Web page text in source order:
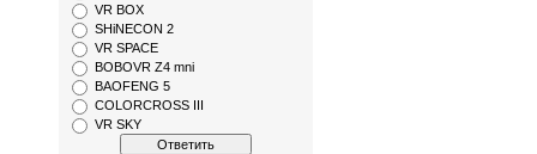
VR BOX
SHiNECON 2
VR SPACE
BOBOVR Z4 mni
BAOFENG 5
COLORCROSS III
VR SKY